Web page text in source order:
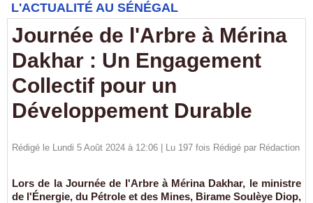
L'ACTUALITÉ AU SÉNÉGAL
Journée de l'Arbre à Mérina
Dakhar : Un Engagement
Collectif pour un
Développement Durable
Rédigé le Lundi 5 Août 2024 à 12:06 | Lu 197 fois Rédigé par Rédaction
Lors de la Journée de l'Arbre à Mérina Dakhar, le ministre
de l'Énergie, du Pétrole et des Mines, Birame Soulèye Diop,